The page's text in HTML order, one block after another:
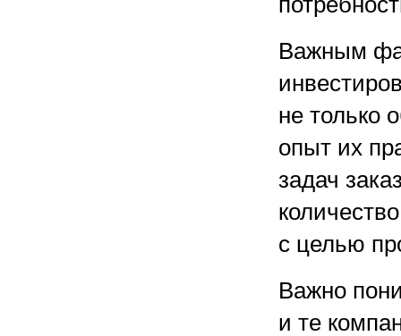
Важным
не только
опыт их
задач
с целью
Важно
и те